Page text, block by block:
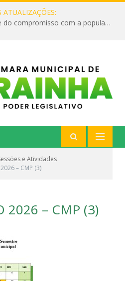
ATUALIZAÇÕES:
Um símbolo do mandato e do compromisso com a população
e Atividades
– CMP (3)
2026 – CMP (3)